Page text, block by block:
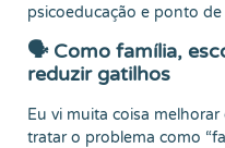
psicoeducação e ponto
🗣️ Como família,
reduzir gatilhos
Eu vi muita coisa
tratar o problema como